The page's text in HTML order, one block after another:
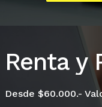
Renta y
Desde $60.000.-